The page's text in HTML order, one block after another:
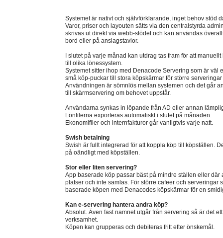
Systemet är nativt och självförklarande, inget behov stöd
Varor, priser och layouten sätts via den centralstyrda
skrivas ut direkt via webb-stödet och kan användas
bord eller på anslagstavlor.
I slutet på varje månad kan utdrag tas fram för att
till olika lönessystem.
Systemet sitter ihop med Denacode Servering som är väl
små köp-puckar till stora köpskärmar för större
Användningen är sömnlös mellan systemen och det går
till skärmservering om behovet uppstår.
Användarna synkas in löpande från AD eller annan
Lönfilerna exporteras automatiskt i slutet på månaden.
Ekonomifiler och internfakturor går vanligtvis varje natt.
Swish betalning
Swish är fullt integrerad för att koppla köp till köpställen.
på oändligt med köpställen.
Stor eller liten servering?
App baserade köp passar bäst på mindre ställen eller
platser och inte samlas. För större cafeer och serveringar
baserade köpen med Denacodes köpskärmar för en
Kan e-servering hantera andra köp?
Absolut. Även fast namnet utgår från servering så är det
verksamhet.
Köpen kan grupperas och debiteras fritt efter önskemål.